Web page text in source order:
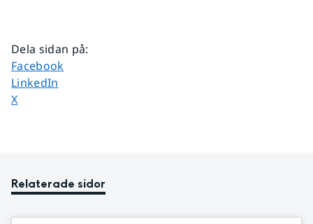
Dela sidan på:
Dela sidan på
Facebook
Dela sidan på
LinkedIn
Dela sidan på
X
Relaterade sidor